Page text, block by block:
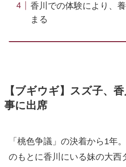
香川での体験により、
まる
【ブギウギ】スズ子、
事に出席
「桃色争議」の決着から1年
のもとに香川にいる妹の大西